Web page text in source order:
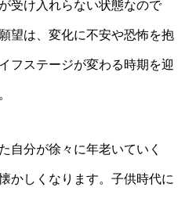
受け入れらない状態なので
望は、変化に不安や恐怖を抱
フステージが変わる時期を迎
自分が徐々に年老いていく
かしくなります。子供時代に